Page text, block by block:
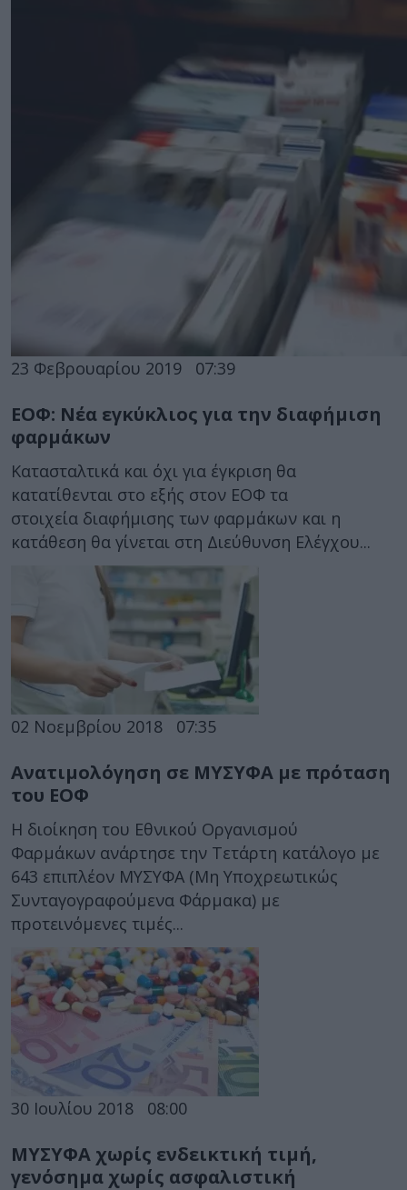
23 Φεβρουαρίου 2019 07:39
ΕΟΦ: Νέα εγκύκλιος για την διαφήμιση
φαρμάκων
Κατασταλτικά και όχι για έγκριση θα
κατατίθενται στο εξής στον ΕΟΦ τα
στοιχεία διαφήμισης των φαρμάκων και η
κατάθεση θα γίνεται στη Διεύθυνση Ελέγχου...
02 Νοεμβρίου 2018 07:35
Ανατιμολόγηση σε ΜΥΣΥΦΑ με πρόταση
του ΕΟΦ
Η διοίκηση του Εθνικού Οργανισμού
Φαρμάκων ανάρτησε την Τετάρτη κατάλογο με
643 επιπλέον ΜYΣΥΦΑ (Μη Υποχρεωτικώς
Συνταγογραφούμενα Φάρμακα) με
προτεινόμενες τιμές...
30 Ιουλίου 2018 08:00
ΜΥΣΥΦΑ χωρίς ενδεικτική τιμή,
γενόσημα χωρίς ασφαλιστική